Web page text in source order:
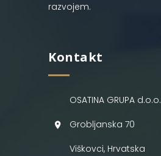
razvojem.
Kontakt
OSATINA GRUPA d.o.o.
Grobljanska 70
Viškovci, Hrvatska